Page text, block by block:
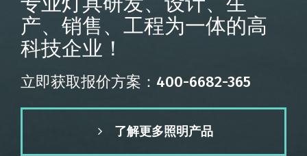
产、销售、工程为一体的高
科技企业！
立即获取报价方案：400-6682-365
了解更多照明产品